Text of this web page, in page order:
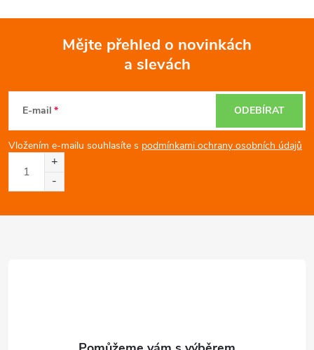
p
a
t
Mějte přehled o novinkách
a slevách
E-mail
Vložením e-mailu souhlasíte s podmínkami ochrany osobních údajů
ODEBÍRAT